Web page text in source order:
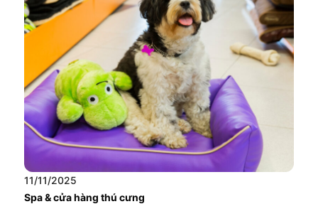
11/11/2025
Spa & cửa hàng thú cưng